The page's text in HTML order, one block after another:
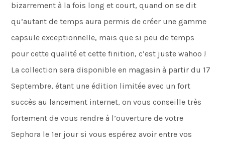
bizarrement à la fois long et court, quand on se dit
qu’autant de temps aura permis de créer une gamme
capsule exceptionnelle, mais que si peu de temps
pour cette qualité et cette finition, c’est juste wahoo !
La collection sera disponible en magasin à partir du 17
Septembre, étant une édition limitée avec un fort
succès au lancement internet, on vous conseille très
fortement de vous rendre à l’ouverture de votre
Sephora le 1er jour si vous espérez avoir entre vos